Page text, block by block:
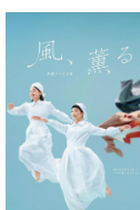
第70集 第
第74集 第
第78集 第